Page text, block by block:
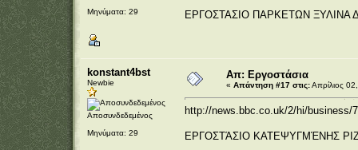
Μηνύματα: 29
ΕΡΓΟΣΤΑΣΙΟ ΠΑΡΚΕΤΩΝ ΞΥΛΙΝΑ
konstant4bst
Newbie
Αποσυνδεδεμένος
Μηνύματα: 29
Απ: Εργοστάσια
« Απάντηση #17 στις:Απρίλιος
http://news.bbc.co.uk/2/hi/business/
ΕΡΓΟΣΤΆΣΙΟ ΚΑΤΕΨΥΓΜΈΝΗΣ